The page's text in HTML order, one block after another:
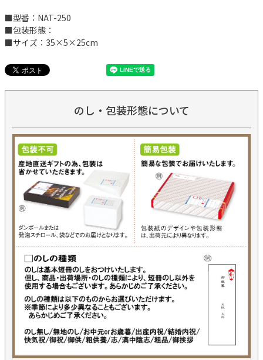
■型番：NAT-250
■包装形態：
■サイズ：35×5×25cm
のし・包装形態について